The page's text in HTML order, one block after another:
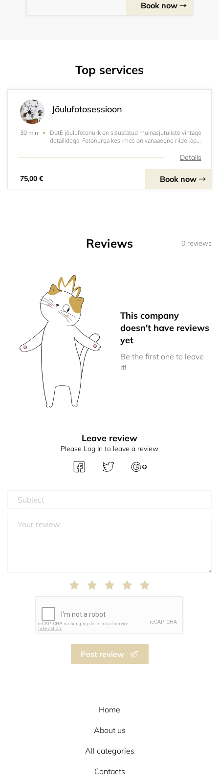
Book now
Top services
Jõulufotosessioon
30 min
DotE jõulufotonurk on sisustatud muinasjutuliste vintage
detailidega. Fotonurga keskmes on vanaaegne riidekapp,
jõulutuledes kuused, pehmed padjad ja hoolikalt läbiDetails
75,00 € Book now
Reviews 0 reviews
This company
doesn't have reviews
yet
Be the first one to leave
it!
Leave review
Please Log In to leave a review
Post review
Home
About us
All categories
Contacts